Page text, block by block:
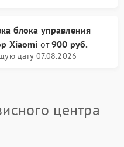
блока управления
Xiaomi от900 руб.
дату 07.08.2026
центра